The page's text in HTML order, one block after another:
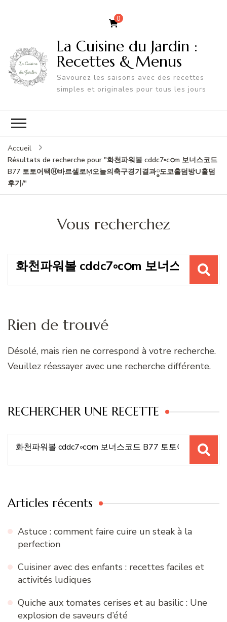
0
La Cuisine du Jardin :
Recettes & Menus
Savourez les saisons avec des recettes
simples et originales pour tous les jours
Accueil
Résultats de recherche pour "화천파워볼 cddc7༚cഠm 보너스코드
B77 토토어택Ⓗ바르셀로Ṃ오늘의축구경기결과༵도쿄홀덤방∪홀덤
후기/"
Vous recherchez
Recherche
Rien de trouvé
Désolé, mais rien ne correspond à votre recherche.
Veuillez réessayer avec une recherche différente.
RECHERCHER UNE RECETTE
Recherche
Articles récents
Astuce : comment faire cuire un steak à la
perfection
Cuisiner avec des enfants : recettes faciles et
activités ludiques
Quiche aux tomates cerises et au basilic : Une
explosion de saveurs d’été